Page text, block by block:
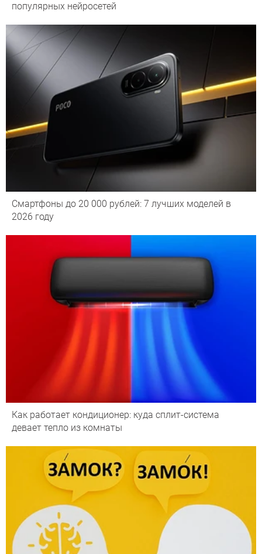
популярных нейросетей
Смартфоны до 20 000 рублей: 7 лучших моделей в
2026 году
Как работает кондиционер: куда сплит-система
девает тепло из комнаты